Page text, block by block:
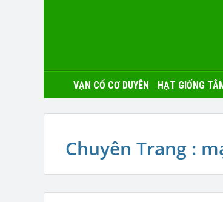
VẠN CỔ CƠ DUYÊN HẠT GIỐNG
Chuyên Trang :